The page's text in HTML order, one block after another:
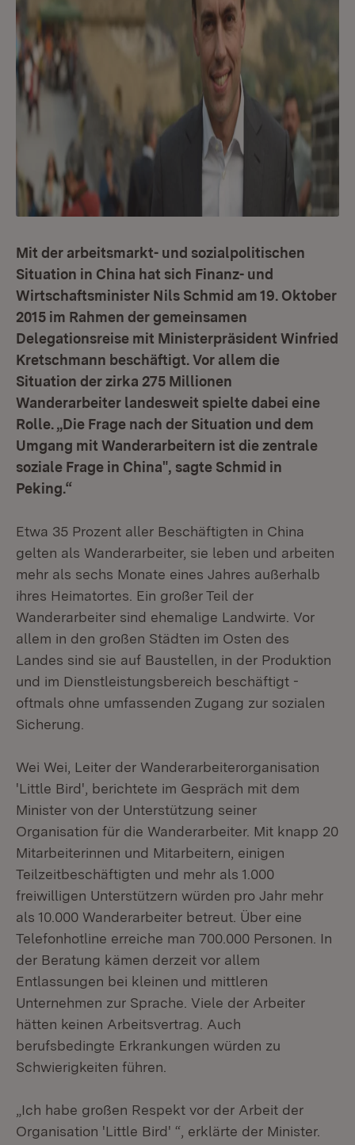
Mit der arbeitsmarkt- und sozialpolitischen
Situation in China hat sich Finanz- und
Wirtschaftsminister Nils Schmid am 19. Oktober
2015 im Rahmen der gemeinsamen
Delegationsreise mit Ministerpräsident Winfried
Kretschmann beschäftigt. Vor allem die
Situation der zirka 275 Millionen
Wanderarbeiter landesweit spielte dabei eine
Rolle. „Die Frage nach der Situation und dem
Umgang mit Wanderarbeitern ist die zentrale
soziale Frage in China", sagte Schmid in
Peking.“
Etwa 35 Prozent aller Beschäftigten in China
gelten als Wanderarbeiter, sie leben und arbeiten
mehr als sechs Monate eines Jahres außerhalb
ihres Heimatortes. Ein großer Teil der
Wanderarbeiter sind ehemalige Landwirte. Vor
allem in den großen Städten im Osten des
Landes sind sie auf Baustellen, in der Produktion
und im Dienstleistungsbereich beschäftigt -
oftmals ohne umfassenden Zugang zur sozialen
Sicherung.
Wei Wei, Leiter der Wanderarbeiterorganisation
'Little Bird', berichtete im Gespräch mit dem
Minister von der Unterstützung seiner
Organisation für die Wanderarbeiter. Mit knapp 20
Mitarbeiterinnen und Mitarbeitern, einigen
Teilzeitbeschäftigten und mehr als 1.000
freiwilligen Unterstützern würden pro Jahr mehr
als 10.000 Wanderarbeiter betreut. Über eine
Telefonhotline erreiche man 700.000 Personen. In
der Beratung kämen derzeit vor allem
Entlassungen bei kleinen und mittleren
Unternehmen zur Sprache. Viele der Arbeiter
hätten keinen Arbeitsvertrag. Auch
berufsbedingte Erkrankungen würden zu
Schwierigkeiten führen.
„Ich habe großen Respekt vor der Arbeit der
Organisation 'Little Bird' “, erklärte der Minister.